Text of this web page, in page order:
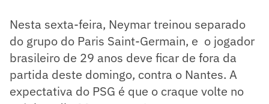
Nesta sexta-feira, Neymar treinou separado
do grupo do Paris Saint-Germain, e o jogador
brasileiro de 29 anos deve ficar de fora da
partida deste domingo, contra o Nantes. A
expectativa do PSG é que o craque volte no